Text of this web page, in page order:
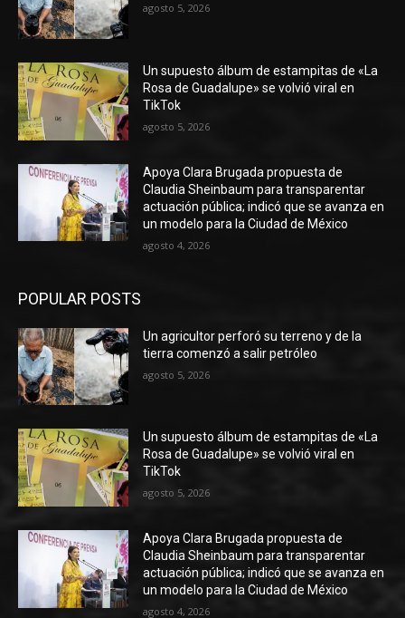
agosto 5, 2026
Un supuesto álbum de estampitas de «La
Rosa de Guadalupe» se volvió viral en
TikTok
agosto 5, 2026
Apoya Clara Brugada propuesta de
Claudia Sheinbaum para transparentar
actuación pública; indicó que se avanza en
un modelo para la Ciudad de México
agosto 4, 2026
POPULAR POSTS
Un agricultor perforó su terreno y de la
tierra comenzó a salir petróleo
agosto 5, 2026
Un supuesto álbum de estampitas de «La
Rosa de Guadalupe» se volvió viral en
TikTok
agosto 5, 2026
Apoya Clara Brugada propuesta de
Claudia Sheinbaum para transparentar
actuación pública; indicó que se avanza en
un modelo para la Ciudad de México
agosto 4, 2026